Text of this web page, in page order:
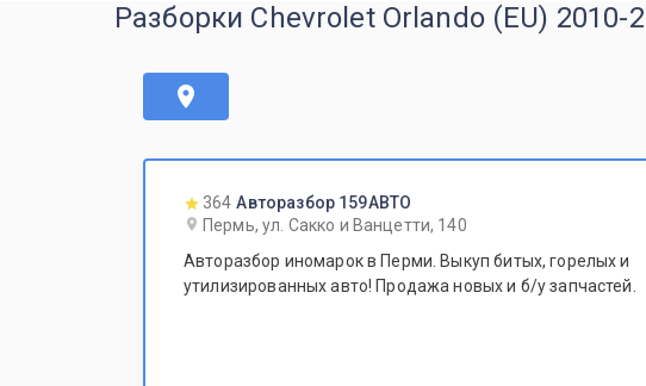
Разборки Chevrolet Orlando (EU)
364 Авторазбор 159АВТО
Пермь, ул. Сакко и Ванцетти, 140
Авторазбор иномарок в Перми. Выкуп битых, горелых и
утилизированных авто! Продажа новых и б/у запчастей.